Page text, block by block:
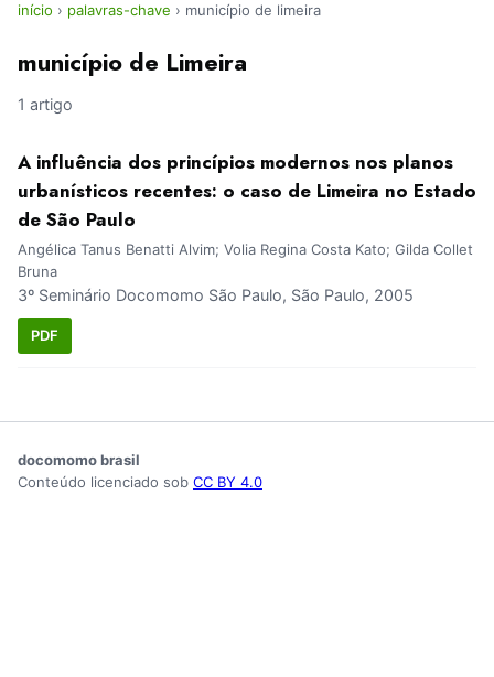
início › palavras-chave › município de limeira
município de Limeira
1 artigo
A influência dos princípios modernos nos planos
urbanísticos recentes: o caso de Limeira no Estado
de São Paulo
Angélica Tanus Benatti Alvim; Volia Regina Costa Kato; Gilda Collet
Bruna
3º Seminário Docomomo São Paulo, São Paulo, 2005
PDF
docomomo brasil
Conteúdo licenciado sob CC BY 4.0